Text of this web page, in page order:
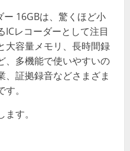
ー 16GBは、驚くほど小
レコーダーとして注目
大容量メモリ、長時間録
、多機能で使いやすいの
、証拠録音などさまざま
。
す。